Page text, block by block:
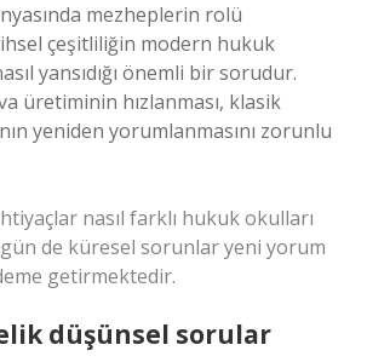
mezheplerin rolü
çeşitliliğin modern hukuk
yansıdığı önemli bir sorudur.
üretiminin hızlanması, klasik
yeniden yorumlanmasını zorunlu
nasıl farklı hukuk okulları
de küresel sorunlar yeni yorum
getirmektedir.
düşünsel sorular